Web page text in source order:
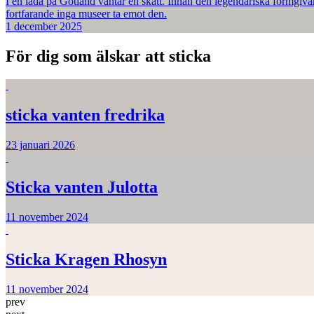
fortfarande inga museer ta emot den.
1 december 2025
För dig som älskar att sticka
sticka vanten fredrika
23 januari 2026
Sticka vanten Julotta
11 november 2024
Sticka Kragen Rhosyn
11 november 2024
prev